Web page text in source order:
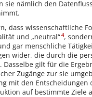
sie nämlich den
dass wissenschaftliche
und „neutral“4,
gar menschliche
wider, die durch die
Dasselbe gilt für die
Zugänge zur sie
mit den
auf bestimmte Ziele